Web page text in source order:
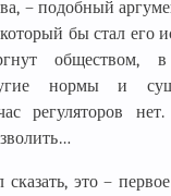
– подобный
бы стал его
обществом,
нормы и
регуляторов
это –